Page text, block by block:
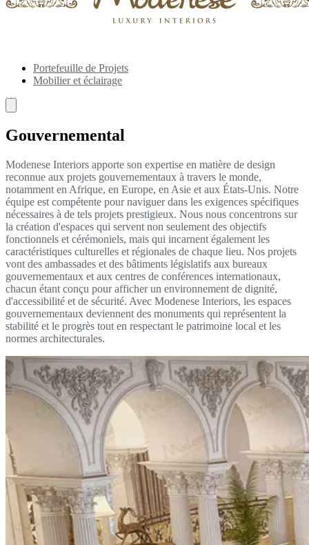
Portefeuille de Projets
Mobilier et éclairage
Gouvernemental
Modenese Interiors apporte son expertise en matière de design
reconnue aux projets gouvernementaux à travers le monde,
notamment en Afrique, en Europe, en Asie et aux États-Unis. Notre
équipe est compétente pour naviguer dans les exigences spécifiques
nécessaires à de tels projets prestigieux. Nous nous concentrons sur
la création d'espaces qui servent non seulement des objectifs
fonctionnels et cérémoniels, mais qui incarnent également les
caractéristiques culturelles et régionales de chaque lieu. Nos projets
vont des ambassades et des bâtiments législatifs aux bureaux
gouvernementaux et aux centres de conférences internationaux,
chacun étant conçu pour afficher un environnement de dignité,
d'accessibilité et de sécurité. Avec Modenese Interiors, les espaces
gouvernementaux deviennent des monuments qui représentent la
stabilité et le progrès tout en respectant le patrimoine local et les
normes architecturales.